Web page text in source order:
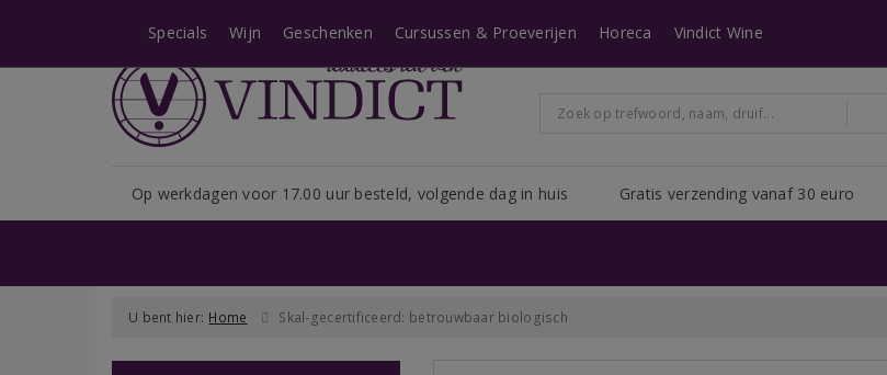
Op werkdagen voor 17.00 uur besteld, volgende dag in huis Gratis verzending vanaf 30 euro
Specials Wijn Geschenken Cursussen & Proeverijen Horeca Vindict Wine
U bent hier: Home Skal-gecertificeerd: betrouwbaar biologisch